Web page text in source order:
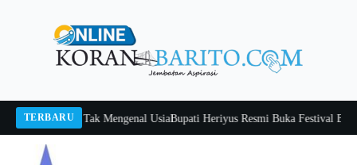
TERBARU
Belajar Tak Mengenal UsiaBupati Heriyus Resmi Buka Festival Budaya